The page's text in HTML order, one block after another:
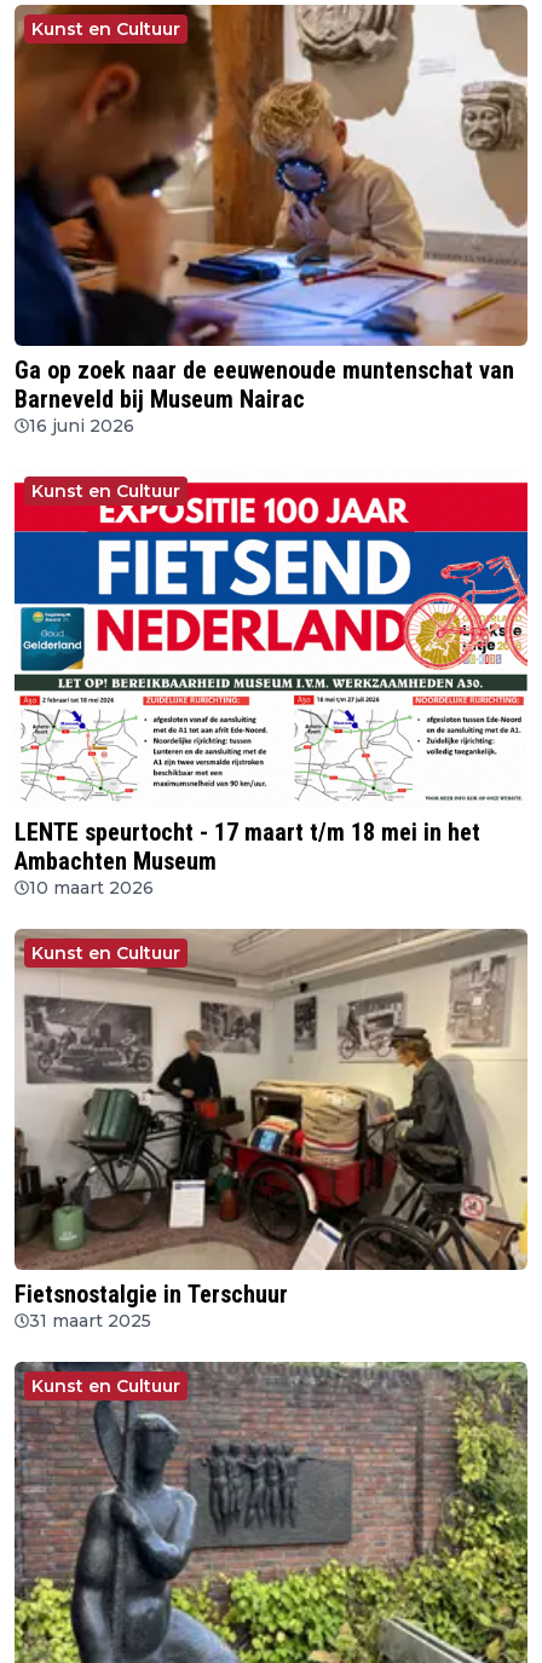
Kunst en Cultuur
Ga op zoek naar de eeuwenoude muntenschat van
Barneveld bij Museum Nairac
16 juni 2026
Kunst en Cultuur
LENTE speurtocht - 17 maart t/m 18 mei in het
Ambachten Museum
10 maart 2026
Kunst en Cultuur
Fietsnostalgie in Terschuur
31 maart 2025
Kunst en Cultuur